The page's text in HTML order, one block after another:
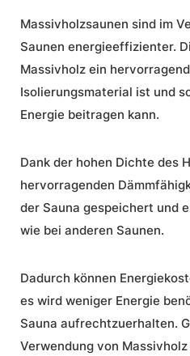
Massivholzsaunen sind im
Saunen energieeffizienter.
Massivholz ein
Isolierungsmaterial ist und
Energie beitragen kann.
Dank der hohen Dichte des
hervorragenden
der Sauna gespeichert und
wie bei anderen Saunen.
Dadurch können
es wird weniger Energie
Sauna aufrechtzuerhalten.
Verwendung von